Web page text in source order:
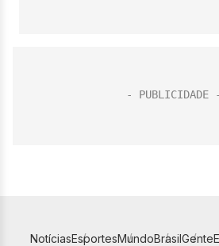
NotíciasEsportesMundoBrasilGente